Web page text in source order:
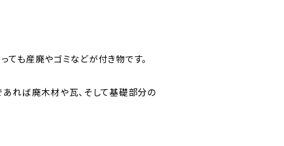
も産廃やゴミなどが付き物です。
れば廃木材や瓦、そして基礎部分の